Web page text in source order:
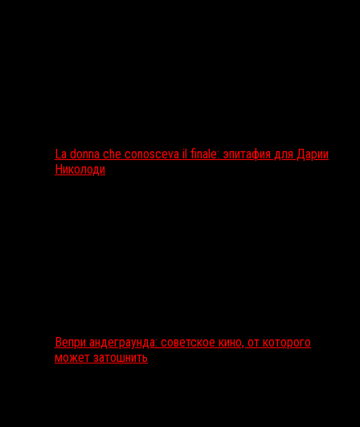
La donna che conosceva il finale: эпитафия для Дарии
Николоди
Вепри андеграунда: советское кино, от которого
может затошнить